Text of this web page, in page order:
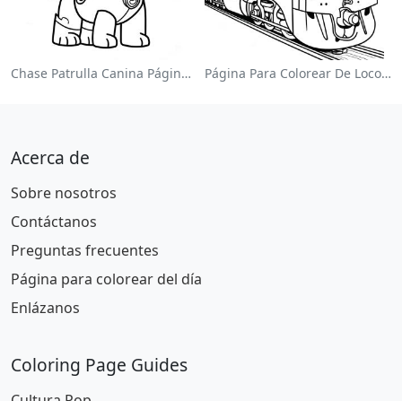
Chase Patrulla Canina Página Para Colorear Página Para Colorear De Locomotora Colorida
Acerca de
Sobre nosotros
Contáctanos
Preguntas frecuentes
Página para colorear del día
Enlázanos
Coloring Page Guides